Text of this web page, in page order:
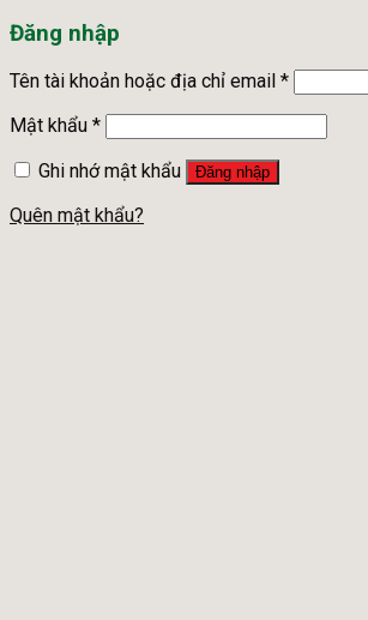
Đăng nhập
Tên tài khoản hoặc địa chỉ email *
Mật khẩu *
Ghi nhớ mật khẩu
Đăng nhập
Quên mật khẩu?